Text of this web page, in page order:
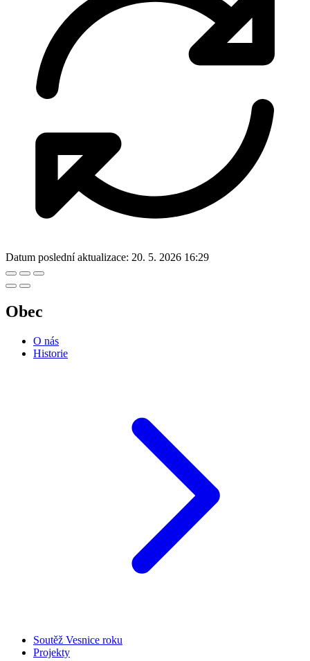
Datum poslední aktualizace: 20. 5. 2026 16:29
Obec
O nás
Historie
Soutěž Vesnice roku
Projekty